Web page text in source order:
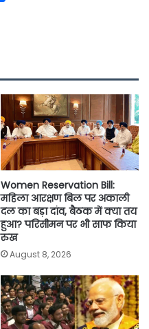
Women Reservation Bill:
महिला आरक्षण बिल पर अकाली
दल का बड़ा दांव, बैठक में क्या तय
हुआ? परिसीमन पर भी साफ किया
रुख
August 8, 2026